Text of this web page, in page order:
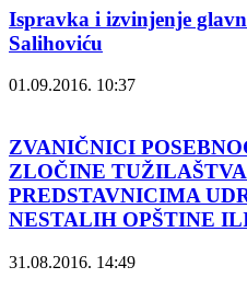
Ispravka i izvinjenje
Salihoviću
01.09.2016. 10:37
ZVANIČNICI
ZLOČINE
PREDSTAVNICIMA
NESTALIH OPŠTINE
31.08.2016. 14:49